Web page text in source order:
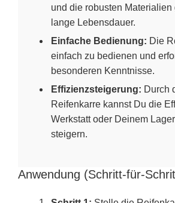
und die robusten
lange Lebensdauer.
Einfache Bedienung: Die
einfach zu bedienen und
besonderen Kenntnisse.
Effizienzsteigerung: Durch
Reifenkarre kannst Du die
Werkstatt oder Deinem
steigern.
Anwendung (Schritt-für-